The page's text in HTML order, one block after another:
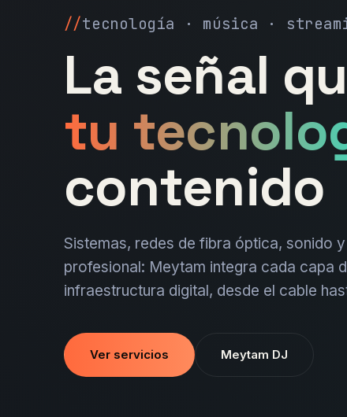
tecnología · música ·
La señal
tu
contenido
Sistemas, redes de fibra óptica, sonido
profesional: Meytam integra cada capa
infraestructura digital, desde el cable
Ver servicios Meytam DJ